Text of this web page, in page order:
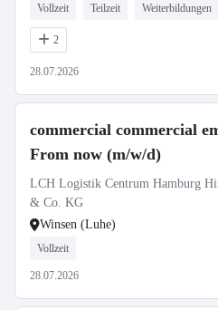
Vollzeit Teilzeit Weiterbildungen
2
28.07.2026
commercial commercial
From now (m/w/d)
LCH Logistik Centrum Hamburg
& Co. KG
Winsen (Luhe)
Vollzeit
28.07.2026